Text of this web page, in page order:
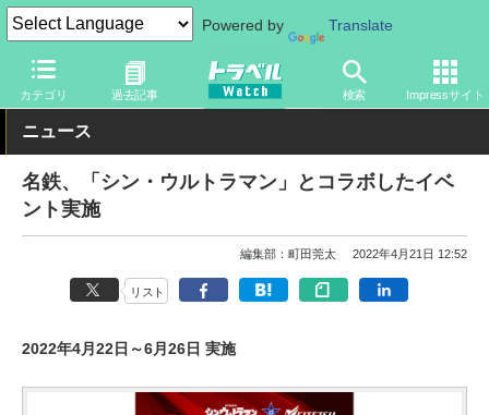
Powered by Translate
カテゴリ 過去記事 検索 Impressサイト
トラベル Watch 旅の方法 鉄旅 電車
ニュース
名鉄、「シン・ウルトラマン」とコラボしたイベ
ント実施
編集部：町田莞太 2022年4月21日 12:52
リスト
2022年4月22日～6月26日 実施